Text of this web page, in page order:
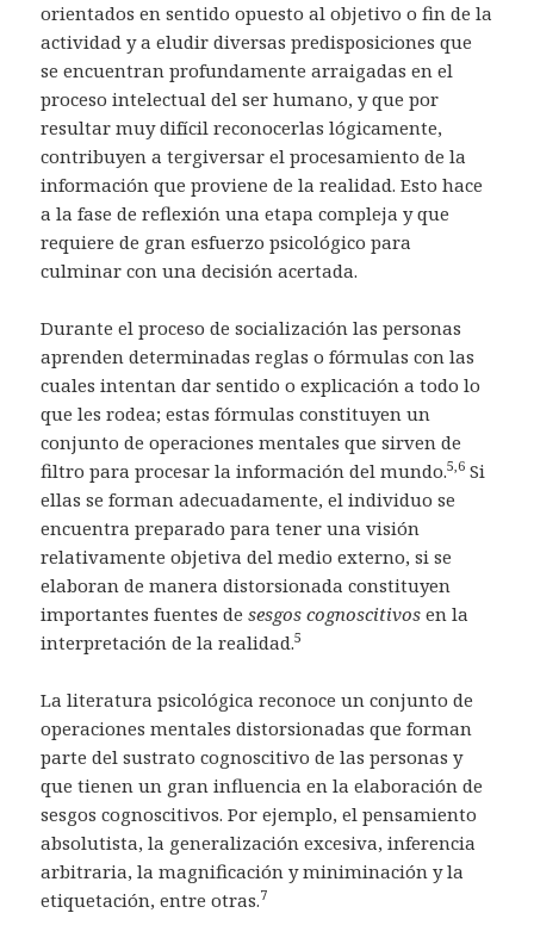
orientados en sentido opuesto al objetivo o fin de la
actividad y a eludir diversas predisposiciones que
se encuentran profundamente arraigadas en el
proceso intelectual del ser humano, y que por
resultar muy difícil reconocerlas lógicamente,
contribuyen a tergiversar el procesamiento de la
información que proviene de la realidad. Esto hace
a la fase de reflexión una etapa compleja y que
requiere de gran esfuerzo psicológico para
culminar con una decisión acertada.
Durante el proceso de socialización las personas
aprenden determinadas reglas o fórmulas con las
cuales intentan dar sentido o explicación a todo lo
que les rodea; estas fórmulas constituyen un
conjunto de operaciones mentales que sirven de
filtro para procesar la información del mundo.5,6 Si
ellas se forman adecuadamente, el individuo se
encuentra preparado para tener una visión
relativamente objetiva del medio externo, si se
elaboran de manera distorsionada constituyen
importantes fuentes desesgos cognoscitivos en la
interpretación de la realidad.5
La literatura psicológica reconoce un conjunto de
operaciones mentales distorsionadas que forman
parte del sustrato cognoscitivo de las personas y
que tienen un gran influencia en la elaboración de
sesgos cognoscitivos. Por ejemplo, el pensamiento
absolutista, la generalización excesiva, inferencia
arbitraria, la magnificación y miniminación y la
etiquetación, entre otras.7